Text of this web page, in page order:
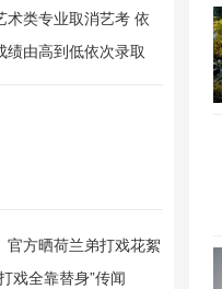
术类专业取消艺考 依
绩由高到低依次录取
官方晒荷兰弟打戏花絮
戏全靠替身”传闻